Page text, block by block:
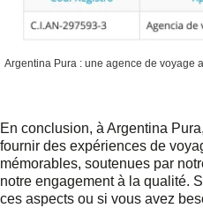
Argentina Pura : une agence de voyage
En conclusion, à Argentina
fournir des expériences de
mémorables, soutenues par
notre engagement à la qualité.
ces aspects ou si vous avez